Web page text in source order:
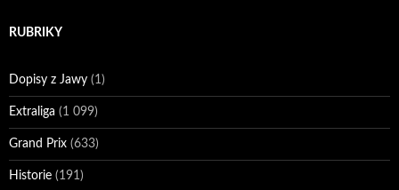
RUBRIKY
Dopisy z Jawy (1)
Extraliga (1 099)
Grand Prix (633)
Historie (191)